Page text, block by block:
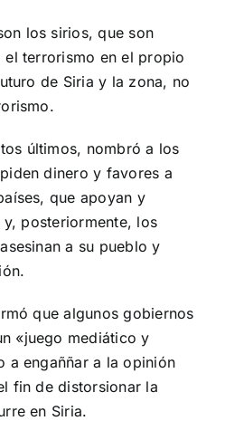
los sirios, que son
el terrorismo en el propio
de Siria y la zona, no
últimos, nombró a los
dinero y favores a
que apoyan y
posteriormente, los
a su pueblo y
que algunos gobiernos
«juego mediático y
a engaññar a la opinión
fin de distorsionar la
en Siria.